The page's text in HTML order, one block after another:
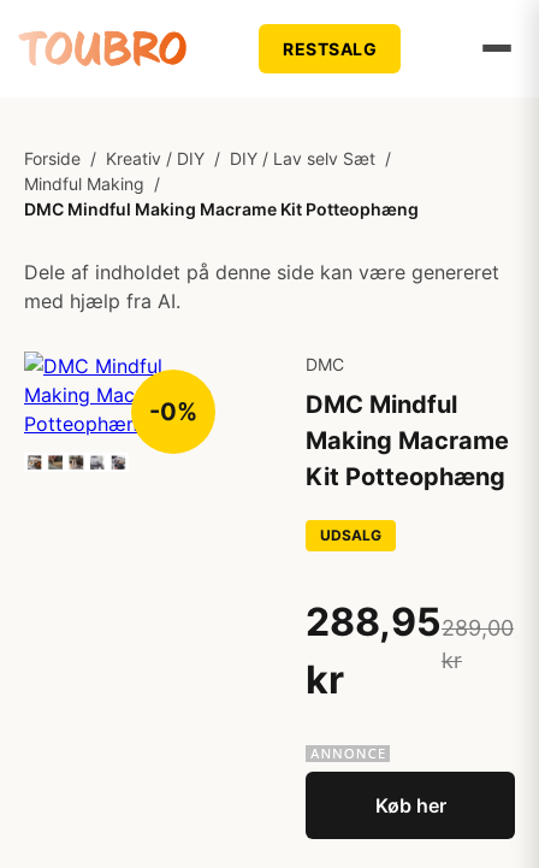
RESTSALG
Forside / Kreativ / DIY / DIY / Lav selv Sæt /
Mindful Making /
DMC Mindful Making Macrame Kit Potteophæng
Dele af indholdet på denne side kan være genereret
med hjælp fra AI.
-0%
DMC
DMC Mindful
Making Macrame
Kit Potteophæng
UDSALG
288,95
kr
289,00
kr
Køb her